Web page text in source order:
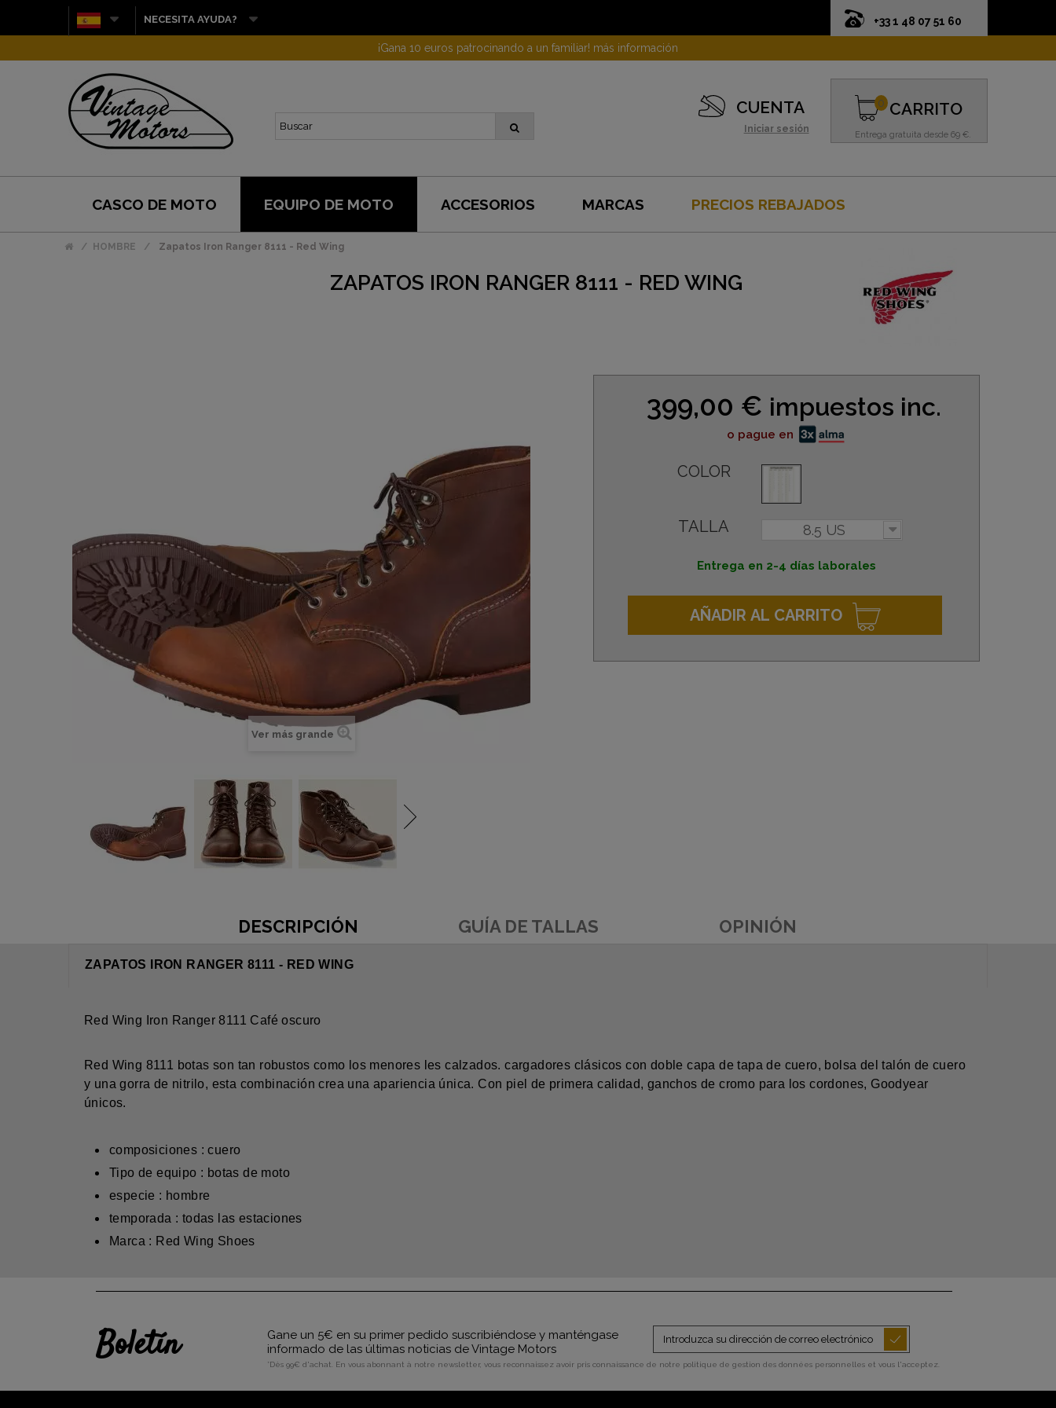
+33 1 48 07 51 60
NECESITA AYUDA?
¡Gana 10 euros patrocinando a un familiar! más información
CUENTA
Iniciar sesión
CARRITO
Entrega gratuita desde 69 €.
0
CASCO DE MOTO EQUIPO DE MOTO ACCESORIOS MARCAS PRECIOS REBAJADOS
HOMBRE Zapatos Iron Ranger 8111 - Red Wing
ZAPATOS IRON RANGER 8111 - RED WING
Ver más grande
399,00 € impuestos inc.
o pague en
COLOR
TALLA 8.5 US
Entrega en 2-4 días laborales
AÑADIR AL CARRITO
DESCRIPCIÓN GUÍA DE TALLAS OPINIÓN
ZAPATOS IRON RANGER 8111 - RED WING
Red Wing Iron Ranger 8111 Café oscuro
Red Wing 8111 botas son tan robustos como los menores les calzados. cargadores clásicos con doble capa de tapa de cuero, bolsa del talón de cuero
y una gorra de nitrilo, esta combinación crea una apariencia única. Con piel de primera calidad, ganchos de cromo para los cordones, Goodyear
únicos.
composiciones : cuero
Tipo de equipo : botas de moto
especie : hombre
temporada : todas las estaciones
Marca : Red Wing Shoes
Boletín
Gane un 5€ en su primer pedido suscribiéndose y manténgase
informado de las últimas noticias de Vintage Motors
*Dès 99€ d'achat. En vous abonnant à notre newsletter, vous reconnaissez avoir pris connaissance de notre politique de gestion des données personnelles et vous l'acceptez.